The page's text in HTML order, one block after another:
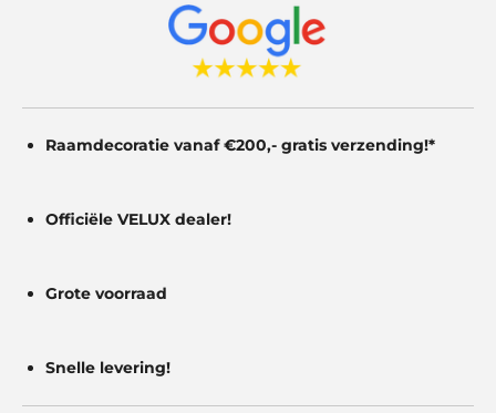
e
n
Raamdecoratie vanaf €200,- gratis verzending!*
Officiële VELUX dealer!
Grote voorraad
Snelle levering!